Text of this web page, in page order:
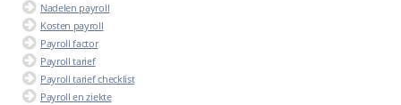
Nadelen payroll
Kosten payroll
Payroll factor
Payroll tarief
Payroll tarief checklist
Payroll en ziekte